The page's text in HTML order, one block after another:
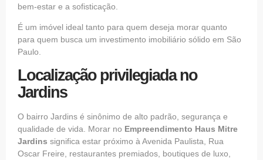
bem-estar e a sofisticação.
É um imóvel ideal tanto para quem deseja morar quanto
para quem busca um investimento imobiliário sólido em São
Paulo.
Localização privilegiada no
Jardins
O bairro Jardins é sinônimo de alto padrão, segurança e
qualidade de vida. Morar no Empreendimento Haus Mitre
Jardins significa estar próximo à Avenida Paulista, Rua
Oscar Freire, restaurantes premiados, boutiques de luxo,